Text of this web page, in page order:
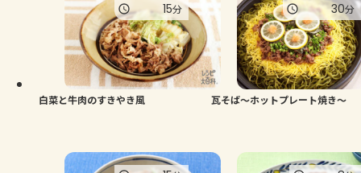
白菜と牛肉のすきやき風
15分
瓦そば～ホットプレート焼き～
30分